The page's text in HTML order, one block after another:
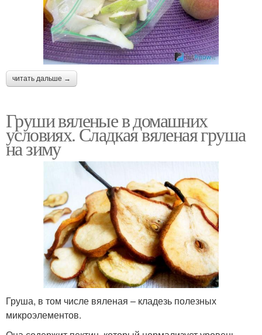
читать дальше →
Груши вяленые в домашних
условиях. Сладкая вяленая груша
на зиму
Груша, в том числе вяленая – кладезь полезных
микроэлементов.